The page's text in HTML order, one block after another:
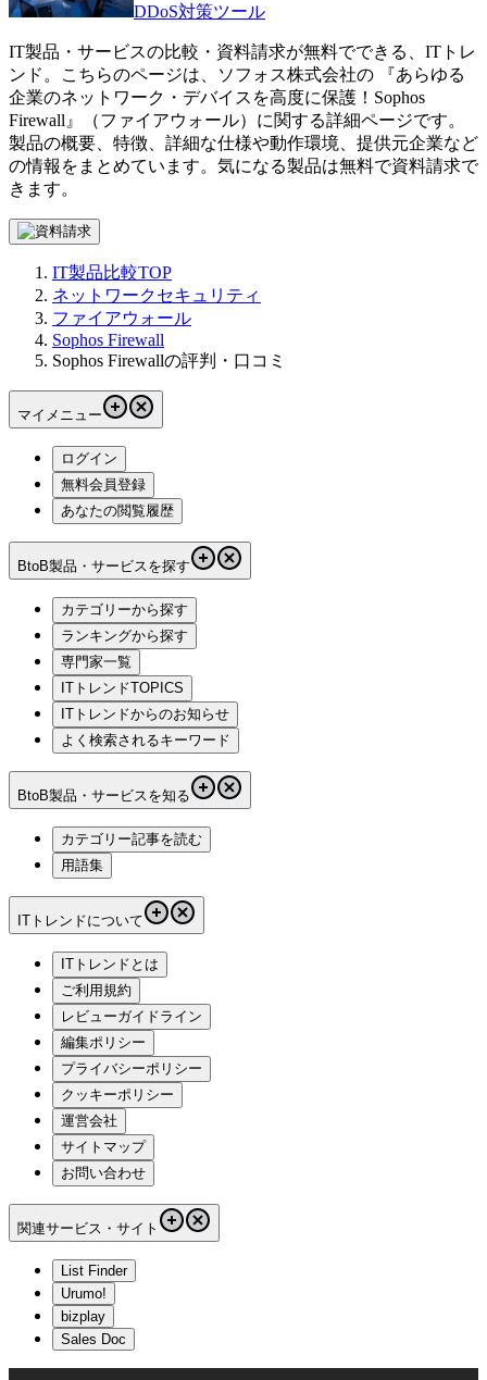
DDoS対策ツール
IT製品・サービスの比較・資料請求が無料でできる、ITトレ
ンド。こちらのページは、
ソフォス株式会社の 『あらゆる
企業のネットワーク・デバイスを高度に保護！ Sophos
Firewall 』（ファイアウォール）に関する詳細ページです。
製品の概要、特徴、詳細な仕様や動作環境、提供元企業など
の情報をまとめています。気になる製品は無料で資料請求で
きます。
IT製品比較TOP
ネットワークセキュリティ
ファイアウォール
Sophos Firewall
Sophos Firewallの評判・口コミ
マイメニュー
ログイン
無料会員登録
あなたの閲覧履歴
BtoB製品・サービスを探す
カテゴリーから探す
ランキングから探す
専門家一覧
ITトレンドTOPICS
ITトレンドからのお知らせ
よく検索されるキーワード
BtoB製品・サービスを知る
カテゴリー記事を読む
用語集
ITトレンドについて
ITトレンドとは
ご利用規約
レビューガイドライン
編集ポリシー
プライバシーポリシー
クッキーポリシー
運営会社
サイトマップ
お問い合わせ
関連サービス・サイト
List Finder
Urumo!
bizplay
Sales Doc